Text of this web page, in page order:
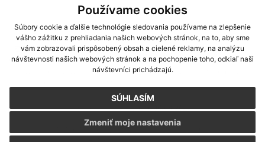
Používame cookies
Súbory cookie a ďalšie technológie sledovania používame na zlepšenie
vášho zážitku z prehliadania našich webových stránok, na to, aby sme
vám zobrazovali prispôsobený obsah a cielené reklamy, na analýzu
návštevnosti našich webových stránok a na pochopenie toho, odkiaľ naši
návštevníci prichádzajú.
SÚHLASÍM
Zmeniť moje nastavenia
využite možnosť získavania aktuálnych informácií s využitím RSS
CMS systém (redakčný) systém ECHELON 2,Mapa stránok,web portál
webex.digital, s.r.o.,domény,registrácia domény
Posledná aktualizácia:06.08.2026
Vytlačiť stránku|Vyhlásenie o prístupnosti